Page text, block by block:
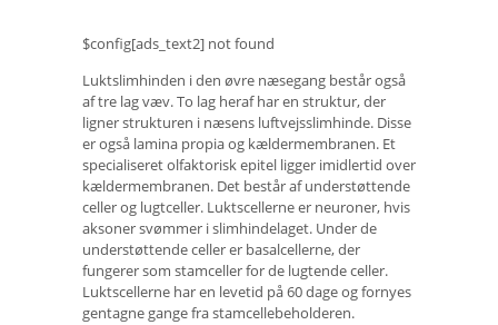
$config[ads_text2] not found
Luktslimhinden i den øvre næsegang består også
af tre lag væv. To lag heraf har en struktur, der
ligner strukturen i næsens luftvejsslimhinde. Disse
er også lamina propia og kældermembranen. Et
specialiseret olfaktorisk epitel ligger imidlertid over
kældermembranen. Det består af understøttende
celler og lugtceller. Luktscellerne er neuroner, hvis
aksoner svømmer i slimhindelaget. Under de
understøttende celler er basalcellerne, der
fungerer som stamceller for de lugtende celler.
Luktscellerne har en levetid på 60 dage og fornyes
gentagne gange fra stamcellebeholderen.